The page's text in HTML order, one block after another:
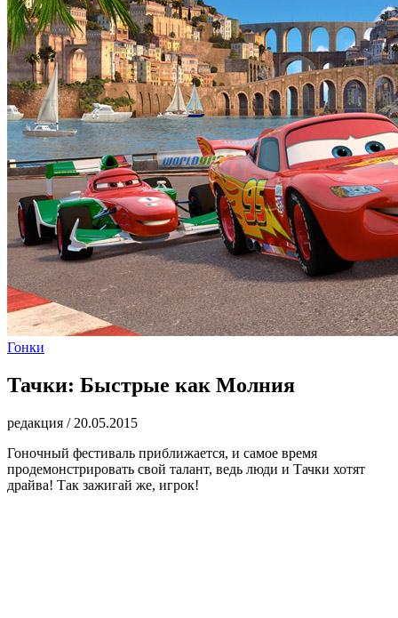
Гонки
Тачки: Быстрые как Молния
редакция / 20.05.2015
Гоночный фестиваль приближается, и самое время
продемонстрировать свой талант, ведь люди и Тачки хотят
драйва! Так зажигай же, игрок!